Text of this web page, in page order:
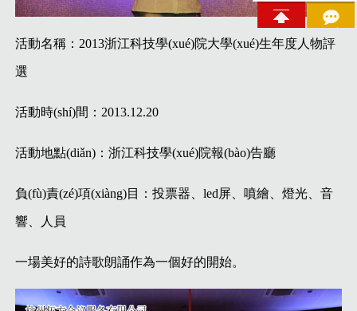
活動名稱 ：2013浙江科技學(xué)院大學(xué)生年度人物評
選
活動時(shí)間 ：2013.12.20
活動地點(diǎn) ：浙江科技學(xué)院報(bào)告廳
負(fù)責(zé)項(xiàng)目 ：投票器、led屏、噴繪、燈光、音
響、人員
一場美好的詩歌朗誦作為一個好的開始。